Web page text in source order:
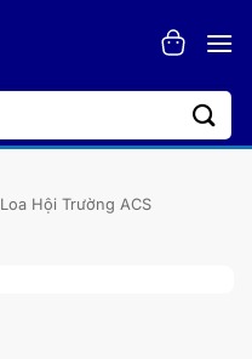
Loa Hội Trường ACS